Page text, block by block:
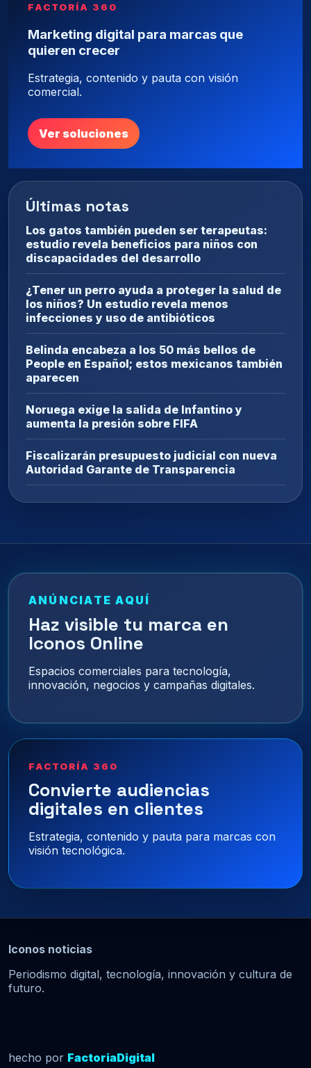
FACTORÍA 360
Marketing digital para marcas que
quieren crecer
Estrategia, contenido y pauta con visión
comercial.
Ver soluciones
Últimas notas
Los gatos también pueden ser terapeutas:
estudio revela beneficios para niños con
discapacidades del desarrollo
¿Tener un perro ayuda a proteger la salud de
los niños? Un estudio revela menos
infecciones y uso de antibióticos
Belinda encabeza a los 50 más bellos de
People en Español; estos mexicanos también
aparecen
Noruega exige la salida de Infantino y
aumenta la presión sobre FIFA
Fiscalizarán presupuesto judicial con nueva
Autoridad Garante de Transparencia
ANÚNCIATE AQUÍ
Haz visible tu marca en
Iconos Online
Espacios comerciales para tecnología,
innovación, negocios y campañas digitales.
FACTORÍA 360
Convierte audiencias
digitales en clientes
Estrategia, contenido y pauta para marcas con
visión tecnológica.
Iconos noticias
Periodismo digital, tecnología, innovación y cultura de
futuro.
hecho por FactoriaDigital